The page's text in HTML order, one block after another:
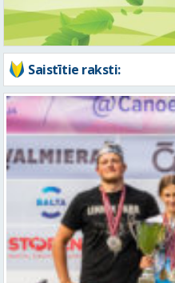
Valmierieši triumfē piemiņas